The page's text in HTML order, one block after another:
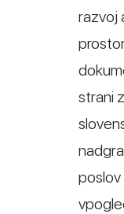
razvoj
strani
poslov